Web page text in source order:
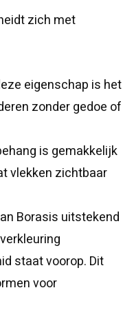
zich met
eigenschap is het
zonder gedoe of
is gemakkelijk
vlekken zichtbaar
Borasis uitstekend
staat voorop. Dit
voor